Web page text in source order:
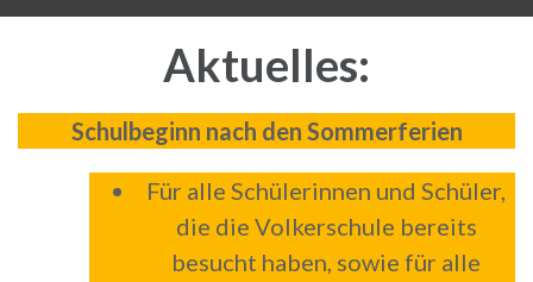
Aktuelles:
Schulbeginn nach den Sommerferien
Für alle Schülerinnen und Schüler,
die die Volkerschule bereits
besucht haben, sowie für alle